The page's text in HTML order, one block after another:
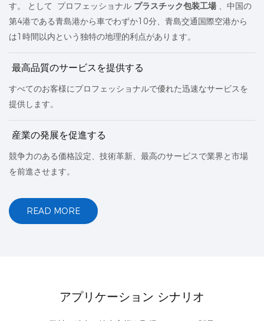
す。 として プロフェッショナル プラスチック包装工場 、中国の
第4港である青島港から車でわずか10分、青島交通国際空港から
は1時間以内という独特の地理的利点があります。
最高品質のサービスを提供する
すべてのお客様にプロフェッショナルで優れた迅速なサービスを
提供します。
産業の発展を促進する
競争力のある価格設定、技術革新、最高のサービスで業界と市場
を前進させます。
READ MORE
アプリケーション シナリオ